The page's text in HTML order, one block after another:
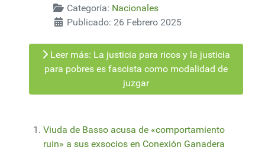
Categoría: Nacionales
Publicado: 26 Febrero 2025
Leer más: La justicia para ricos y la justicia
para pobres es fascista como modalidad de
juzgar
Viuda de Basso acusa de «comportamiento
ruin» a sus exsocios en Conexión Ganadera